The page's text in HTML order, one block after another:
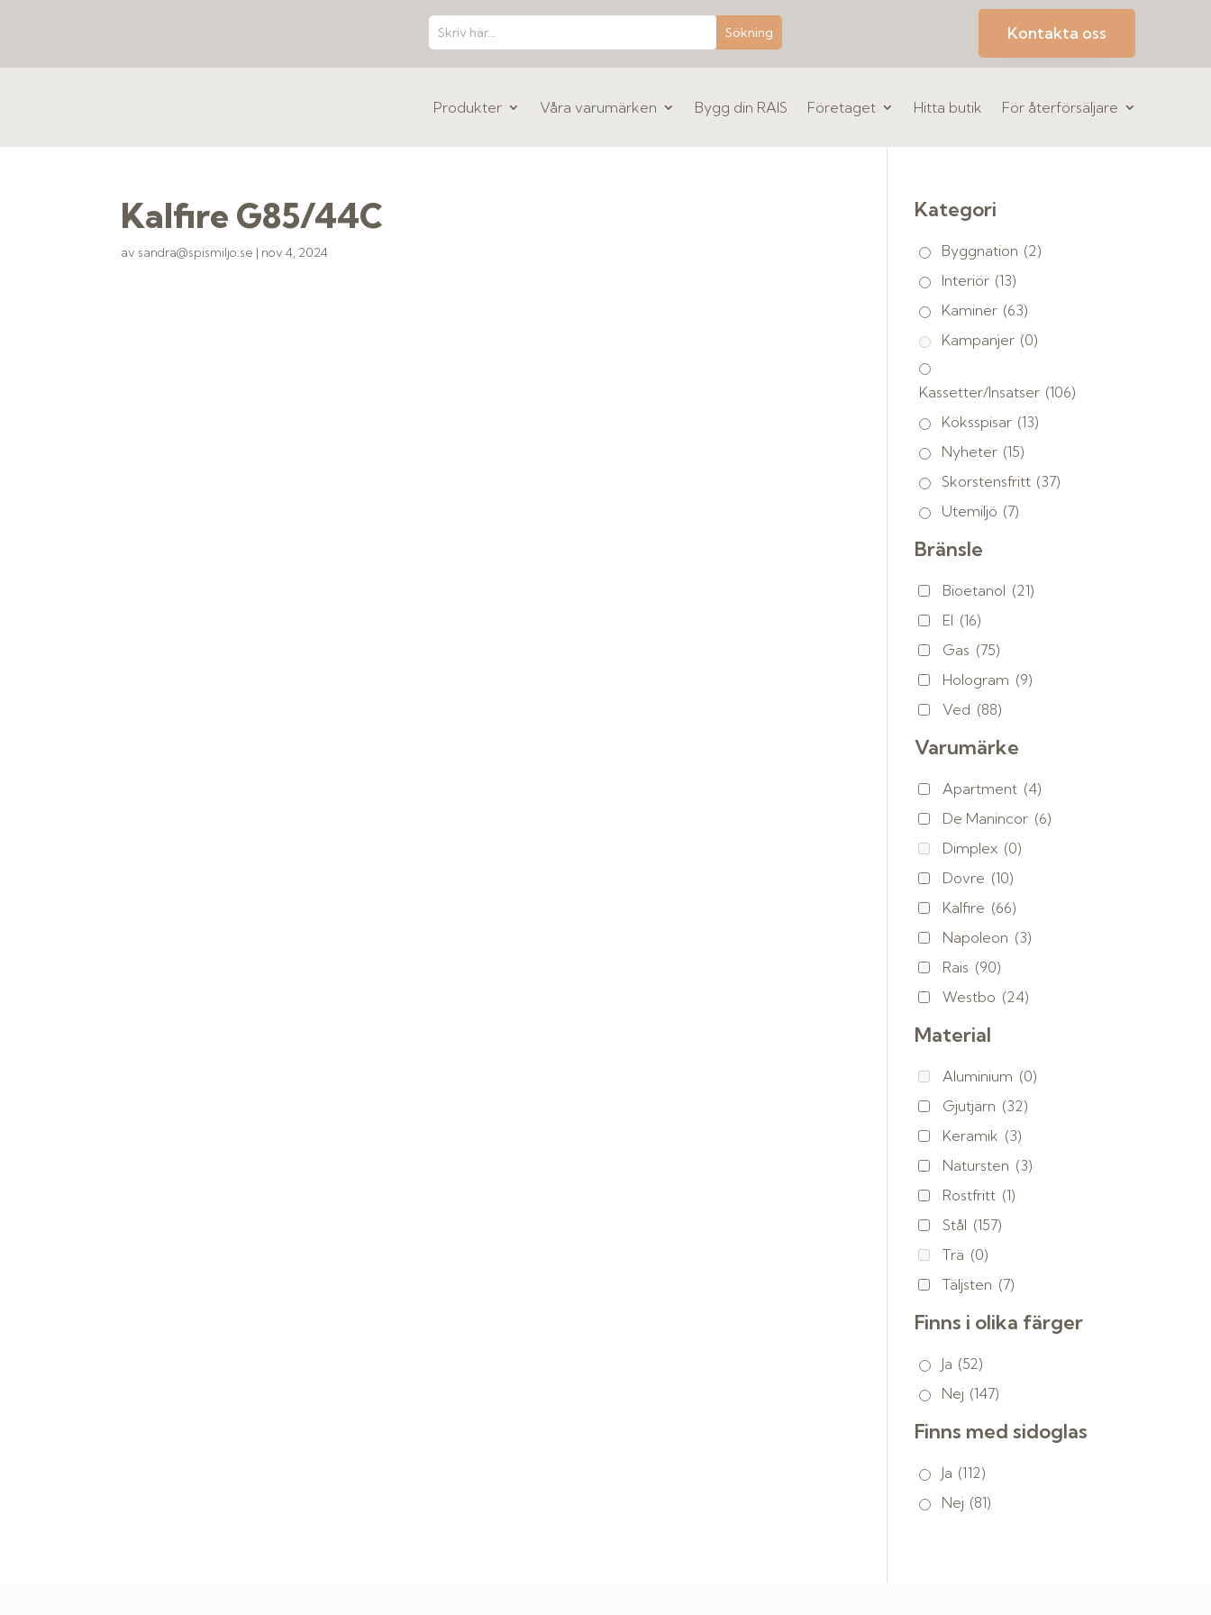
Kontakta oss
Produkter Våra varumärken Bygg din RAIS Företaget Hitta butik För återförsäljare
Kalfire G85/44C
av sandra@spismiljo.se | nov 4, 2024
Kategori
Byggnation (2)
Interiör (13)
Kaminer (63)
Kampanjer (0)
Kassetter/Insatser (106)
Köksspisar (13)
Nyheter (15)
Skorstensfritt (37)
Utemiljö (7)
Bränsle
Bioetanol (21)
El (16)
Gas (75)
Hologram (9)
Ved (88)
Varumärke
Apartment (4)
De Manincor (6)
Dimplex (0)
Dovre (10)
Kalfire (66)
Napoleon (3)
Rais (90)
Westbo (24)
Material
Aluminium (0)
Gjutjärn (32)
Keramik (3)
Natursten (3)
Rostfritt (1)
Stål (157)
Trä (0)
Täljsten (7)
Finns i olika färger
Ja (52)
Nej (147)
Finns med sidoglas
Ja (112)
Nej (81)